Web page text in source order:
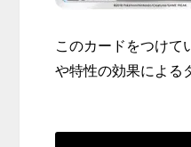
このカードをつけて
や特性の効果による